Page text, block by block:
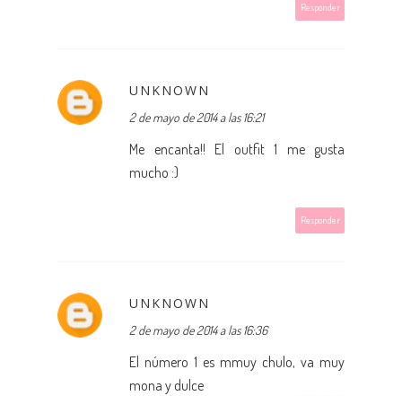
Responder
UNKNOWN
2 de mayo de 2014 a las 16:21
Me encanta!! El outfit 1 me gusta
mucho :)
Responder
UNKNOWN
2 de mayo de 2014 a las 16:36
El número 1 es mmuy chulo, va muy
mona y dulce